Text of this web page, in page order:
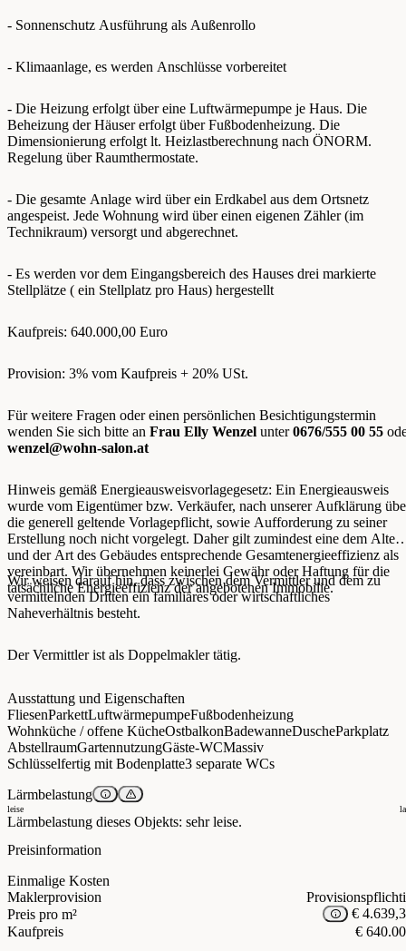
- Sonnenschutz Ausführung als Außenrollo
- Klimaanlage, es werden Anschlüsse vorbereitet
- Die Heizung erfolgt über eine Luftwärmepumpe je Haus. Die
Beheizung der Häuser erfolgt über Fußbodenheizung. Die
Dimensionierung erfolgt lt. Heizlastberechnung nach ÖNORM.
Regelung über Raumthermostate.
- Die gesamte Anlage wird über ein Erdkabel aus dem Ortsnetz
angespeist. Jede Wohnung wird über einen eigenen Zähler (im
Technikraum) versorgt und abgerechnet.
- Es werden vor dem Eingangsbereich des Hauses drei markierte
Stellplätze ( ein Stellplatz pro Haus) hergestellt
Kaufpreis: 640.000,00 Euro
Provision: 3% vom Kaufpreis + 20% USt.
Für weitere Fragen oder einen persönlichen Besichtigungstermin
wenden Sie sich bitte an Frau Elly Wenzel unter0676/555 00 55
wenzel@wohn-salon.at
Hinweis gemäß Energieausweisvorlagegesetz: Ein Energieausweis
wurde vom Eigentümer bzw. Verkäufer, nach unserer Aufklärung
die generell geltende Vorlagepflicht, sowie Aufforderung zu seiner
Erstellung noch nicht vorgelegt. Daher gilt zumindest eine dem Alter
und der Art des Gebäudes entsprechende Gesamtenergieeffizienz als
vereinbart. Wir übernehmen keinerlei Gewähr oder Haftung für die
tatsächliche Energieeffizienz der angebotenen Immobilie.
Wir weisen darauf hin, dass zwischen dem Vermittler und dem zu
vermittelnden Dritten ein familiäres oder wirtschaftliches
Naheverhältnis besteht.
Der Vermittler ist als Doppelmakler tätig.
Ausstattung und Eigenschaften
FliesenParkettLuftwärmepumpeFußbodenheizung
Wohnküche / offene KücheOstbalkonBadewanneDuscheParkplatz
AbstellraumGartennutzungGäste-WCMassiv
Schlüsselfertig mit Bodenplatte3 separate WCs
Lärmbelastung
leise
Lärmbelastung dieses Objekts: sehr leise.
Preisinformation
Einmalige Kosten
Maklerprovision
Preis pro m²
€
Kaufpreis
€